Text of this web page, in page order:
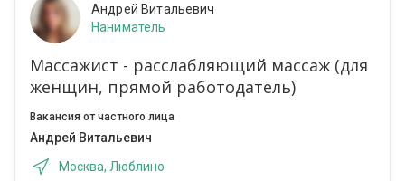
Андрей Витальевич
Наниматель
Массажист - расслабляющий массаж (для
женщин, прямой работодатель)
Вакансия от частного лица
Андрей Витальевич
Москва, Люблино